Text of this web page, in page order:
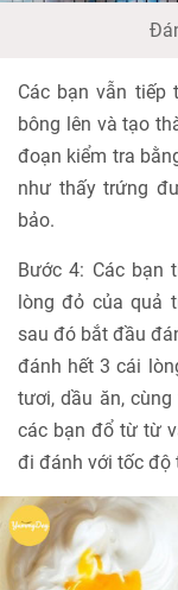
Các bạn vẫn tiếp
bông lên và tạo
đoạn kiểm tra
như thấy trứng
bảo.
Bước 4: Các bạn
lòng đỏ của quả
sau đó bắt đầu
đánh hết 3 cái
tươi, dầu ăn,
các bạn đổ từ từ
đi đánh với tốc độ